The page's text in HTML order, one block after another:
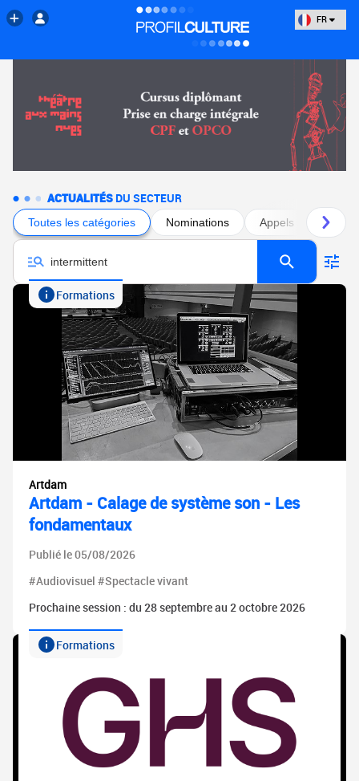
FR
ACTUALITÉS DU SECTEUR
Toutes les catégories Nominations Appels à projets
Formations
Artdam
Artdam - Calage de système son - Les
fondamentaux
Publié le 05/08/2026
#Audiovisuel #Spectacle vivant
Prochaine session : du 28 septembre au 2 octobre 2026
Formations